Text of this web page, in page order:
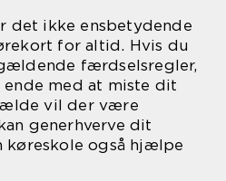
det ikke ensbetydende
for altid. Hvis du
færdselsregler,
med at miste dit
vil der være
generhverve dit
køreskole også hjælpe